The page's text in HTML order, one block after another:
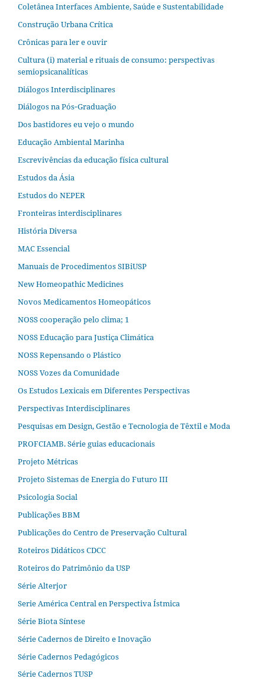
Coletânea Interfaces Ambiente, Saúde e Sustentabilidade
Construção Urbana Crítica
Crônicas para ler e ouvir
Cultura (i) material e rituais de consumo: perspectivas
semiopsicanalíticas
Diálogos Interdisciplinares
Diálogos na Pós‐Graduação
Dos bastidores eu vejo o mundo
Educação Ambiental Marinha
Escrevivências da educação física cultural
Estudos da Ásia​
Estudos do NEPER
Fronteiras interdisciplinares
História Diversa
MAC Essencial
Manuais de Procedimentos SIBiUSP
New Homeopathic Medicines
Novos Medicamentos Homeopáticos
NOSS cooperação pelo clima; 1
NOSS Educação para Justiça Climática
NOSS Repensando o Plástico
NOSS Vozes da Comunidade
Os Estudos Lexicais em Diferentes Perspectivas
Perspectivas Interdisciplinares
Pesquisas em Design, Gestão e Tecnologia de Têxtil e Moda
PROFCIAMB. Série guias educacionais
Projeto Métricas
Projeto Sistemas de Energia do Futuro III
Psicologia Social
Publicações BBM
Publicações do Centro de Preservação Cultural
Roteiros Didáticos CDCC
Roteiros do Patrimônio da USP
Série Alterjor
Serie América Central en Perspectiva Ístmica
Série Biota Síntese
Série Cadernos de Direito e Inovação
Série Cadernos Pedagógicos
Série Cadernos TUSP